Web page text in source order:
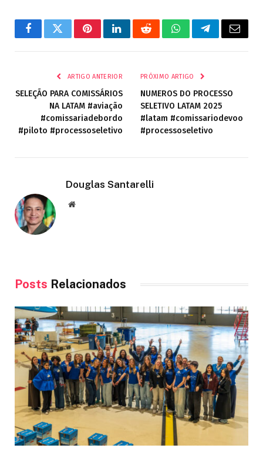
FacebookTwitterPinterestLinkedInRedditWhatsAppTelegrama
E-
ARTIGO ANTERIOR
SELEÇÃO PARA COMISSÁRIOS
NA LATAM #aviação
#comissariadebordo
#piloto #processoseletivo
PRÓXIMO ARTIGO
NUMEROS DO PROCESSO
SELETIVO LATAM 2025
#latam #comissariodevoo
#processoseletivo
Douglas Santarelli
Site
Posts Relacionados